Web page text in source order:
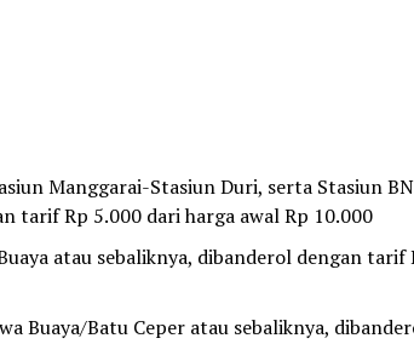
Manggarai-Stasiun Duri, serta Stasiun
tarif Rp 5.000 dari harga awal Rp 10.000
atau sebaliknya, dibanderol dengan tarif
Buaya/Batu Ceper atau sebaliknya,